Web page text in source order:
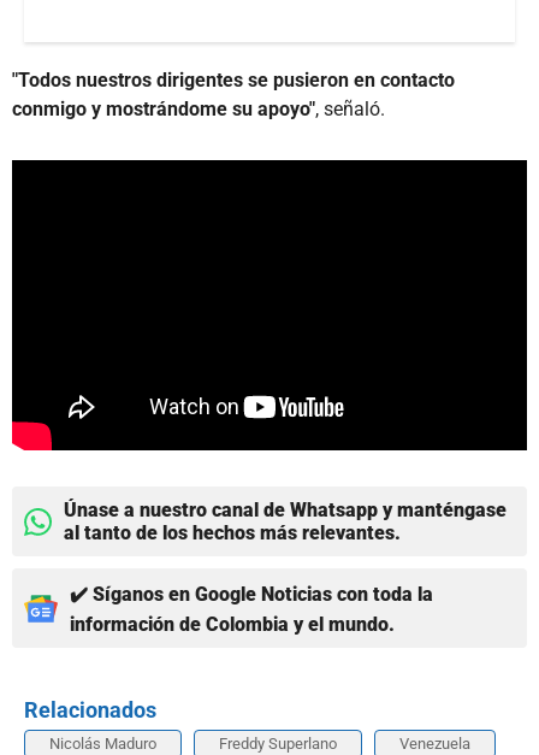
"Todos nuestros dirigentes se pusieron en contacto
conmigo y mostrándome su apoyo", señaló.
Únase a nuestro canal de Whatsapp y manténgase
al tanto de los hechos más relevantes.
✔️ Síganos en Google Noticias con toda la
información de Colombia y el mundo.
Relacionados
Nicolás Maduro Freddy Superlano Venezuela